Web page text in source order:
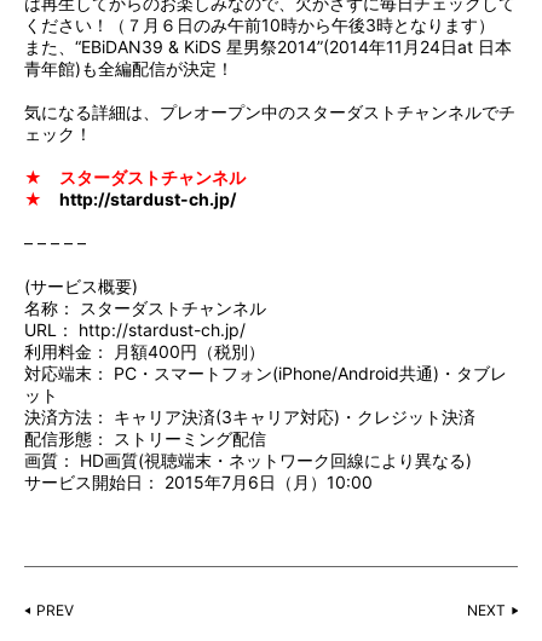
ください！（７月６日のみ午前10時から午後3時となります）
また、“EBiDAN39 & KiDS 星男祭2014”(2014年11月24日at 日本
青年館)も全編配信が決定！
気になる詳細は、プレオープン中のスターダストチャンネルでチ
ェック！
★ スターダストチャンネル
★
http://stardust-ch.jp/
– – – – –
(サービス概要)
名称： スターダストチャンネル
URL： http://stardust-ch.jp/
利用料金： 月額400円（税別）
対応端末： PC・スマートフォン(iPhone/Android共通)・タブレ
ット
決済方法： キャリア決済(3キャリア対応)・クレジット決済
配信形態： ストリーミング配信
画質： HD画質(視聴端末・ネットワーク回線により異なる)
サービス開始日： 2015年7月6日（月）10:00
PREV NEXT